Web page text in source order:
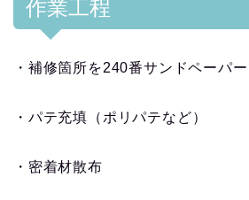
作業工程
・補修箇所を240番サンドペーパ
・パテ充填（ポリパテなど）
・密着材散布